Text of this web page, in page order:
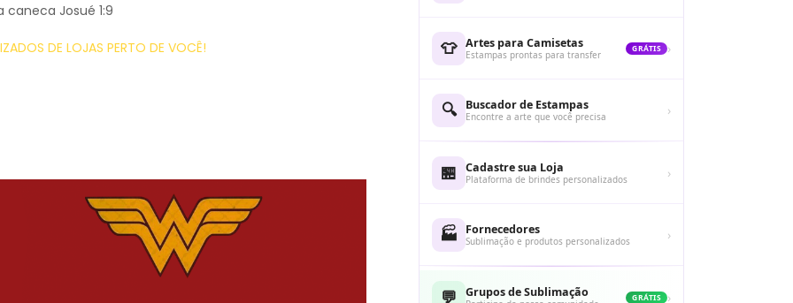
caneca Josué 1:9
DE LOJAS PERTO DE VOCÊ! 👕 Artes para Camisetas
Estampas prontas para transfer
GRÁTIS ›
🔍 Buscador de Estampas
Encontre a arte que você precisa ›
🏪 Cadastre sua Loja
Plataforma de brindes personalizados ›
🏭 Fornecedores
Sublimação e produtos personalizados ›
💬 Grupos de Sublimação GRÁTIS ›